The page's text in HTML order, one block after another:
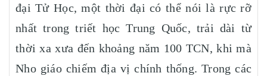
đại Tử Học, một thời đại có thể nói là rực rỡ
nhất trong triết học Trung Quốc, trải dài từ
thời xa xưa đến khoảng năm 100 TCN, khi mà
Nho giáo chiếm địa vị chính thống. Trong các